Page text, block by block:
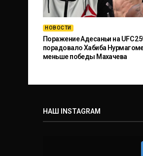
НОВОСТИ
Поражение Адесаньи на UFC
порадовало Хабиба
меньше победы Махачева
НАШ INSTAGRAM